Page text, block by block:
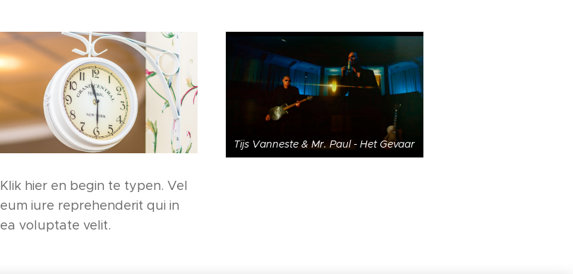
Klik hier en begin te typen. Vel
eum iure reprehenderit qui in
ea voluptate velit.
Tijs Vanneste & Mr. Paul - Het Gevaar